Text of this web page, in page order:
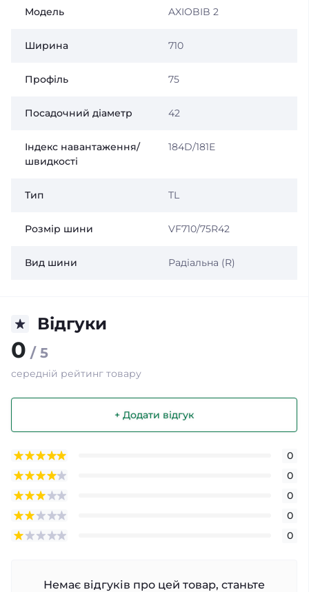
Модель AXIOBIB 2
Ширина 710
Профіль 75
Посадочний діаметр 42
Індекс навантаження/
швидкості
184D/181E
Тип TL
Розмір шини VF710/75R42
Вид шини Радіальна (R)
Відгуки
0 / 5
середній рейтинг товару
+ Додати відгук
0
0
0
0
0
Немає відгуків про цей товар, станьте